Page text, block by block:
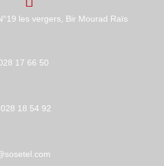
les vergers, Bir Mourad Raïs
17 66 50
18 54 92